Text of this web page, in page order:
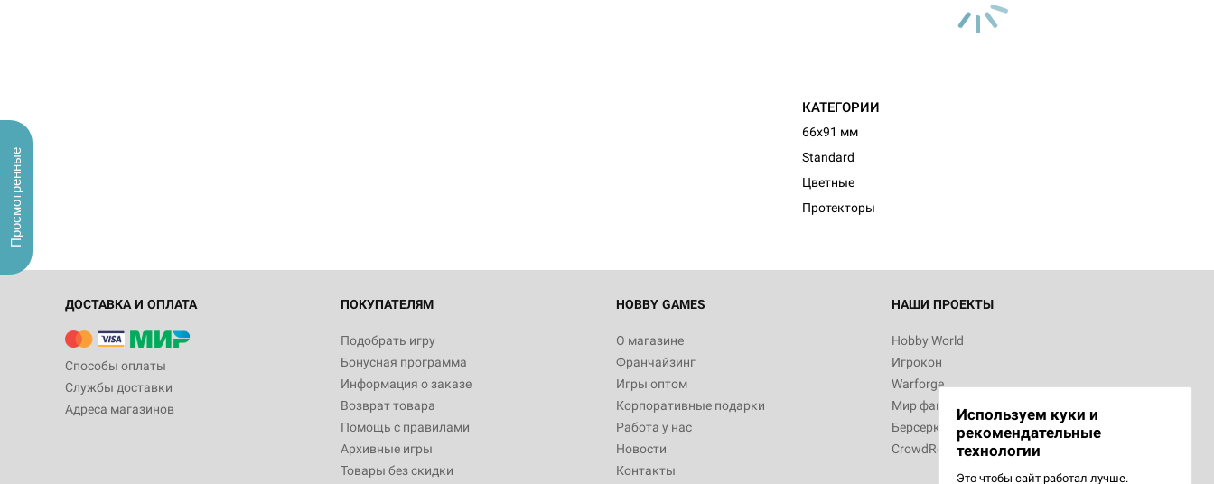
КАТЕГОРИИ
66x91 мм
Standard
Цветные
Протекторы
ДОСТАВКА И ОПЛАТА
Способы оплаты
Службы доставки
Адреса магазинов
ПОКУПАТЕЛЯМ
Подобрать игру
Бонусная программа
Информация о заказе
Возврат товара
Помощь с правилами
Архивные игры
Товары без скидки
HOBBY GAMES
О магазине
Франчайзинг
Игры оптом
Корпоративные подарки
Работа у нас
Новости
Контакты
НАШИ ПРОЕКТЫ
Hobby World
Игрокон
Warforge
Мир фантастики
Берсерк
CrowdRepublic
Используем куки и
рекомендательные
технологии
Это чтобы сайт работал лучше.
Просмотренные
Настольная игра Hobby World Монстры
Белая смерть
12 990
Настольная игра Hobby World Ужас
3 490